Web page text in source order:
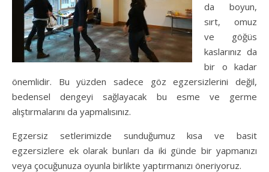
da boyun,
sırt, omuz
ve göğüs
kaslarınız da
bir o kadar
önemlidir. Bu yüzden sadece göz egzersizlerini değil,
bedensel dengeyi sağlayacak bu esme ve germe
alıştırmalarını da yapmalısınız.
Egzersiz setlerimizde sunduğumuz kısa ve basit
egzersizlere ek olarak bunları da iki günde bir yapmanızı
veya çocuğunuza oyunla birlikte yaptırmanızı öneriyoruz.